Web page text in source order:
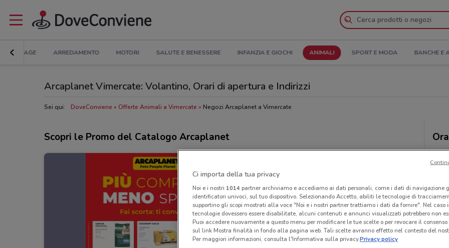
BRICOLAGE ARREDAMENTO MOTORI SALUTE E BENESSERE INFANZIA E GIOCHI ANIMALI SPORT E MODA BANCHE E
Arcaplanet Vimercate: Volantino, Orari di apertura e Indirizzi
Sei qui: DoveConviene Offerte Animali a Vimercate Negozi Arcaplanet a Vimercate
Scopri le Promo del Catalogo Arcaplanet
Ci importa della tua privacy
Noi e i nostri 1014partner archiviamo e accediamo ai dati personali, come i dati di navigazione
identificatori univoci, sul tuo dispositivo. Selezionando Accetto, abiliti le tecnologie di
supportino gli scopi mostrati alla voce "Noi e i nostri partner trattiamo i dati da fornire". Nel caso
tecnologie dovessero essere disabilitate, alcuni contenuti e annunci visualizzati potrebbero non
Puoi accedere nuovamente a questo menu per modificare le tue scelte o per revocare il
sul link Mostra finalità in fondo alla pagina web. Tali scelte avranno effetto nel contesto del
Per maggiori informazioni, consulta l'Informativa sulla privacy.Privacy policy